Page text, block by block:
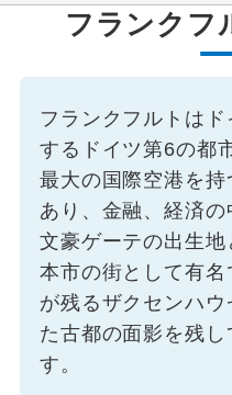
フランクフ
フランクフルトは
するドイツ第6の都
最大の国際空港を
あり、金融、経済の
文豪ゲーテの出生
本市の街として有
が残るザクセンハ
た古都の面影を残
す。